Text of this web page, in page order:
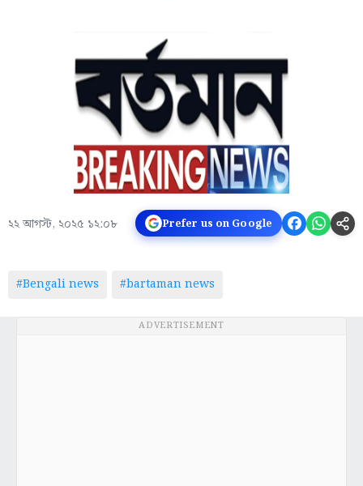
২২ আগস্ট, ২০২৫ ১২:০৮ Prefer us on Google
#Bengali news #bartaman news
ADVERTISEMENT